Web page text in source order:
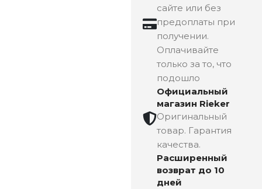
сайте или без
предоплаты при
получении.
Оплачивайте
только за то, что
подошло
Официальный
магазин Rieker
Оригинальный
товар. Гарантия
качества.
Расширенный
возврат до 10
дней